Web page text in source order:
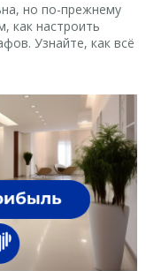
но по-прежнему
как настроить
Узнайте, как всё